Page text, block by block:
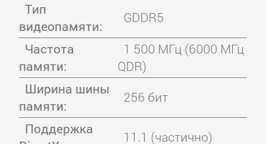
Тип
видеопамяти:
GDDR5
Частота
памяти:
1 500 МГц (6000 МГц
QDR)
Ширина шины
памяти:
256 бит
Поддержка
11.1 (частично)